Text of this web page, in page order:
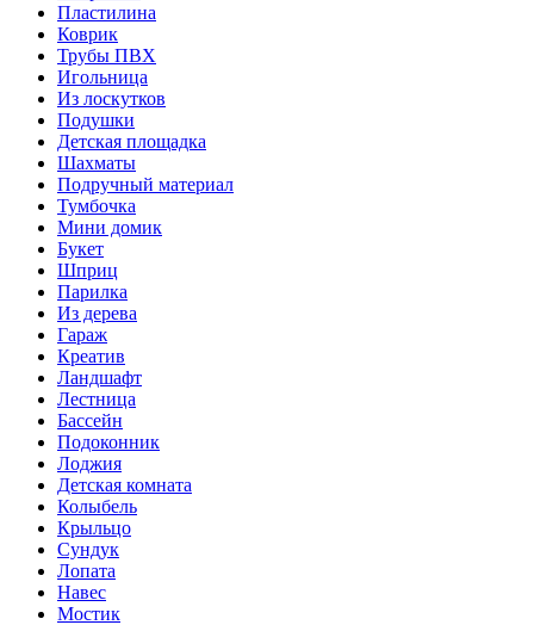
Пластилина
Коврик
Трубы ПВХ
Игольница
Из лоскутков
Подушки
Детская площадка
Шахматы
Подручный материал
Тумбочка
Мини домик
Букет
Шприц
Парилка
Из дерева
Гараж
Креатив
Ландшафт
Лестница
Бассейн
Подоконник
Лоджия
Детская комната
Колыбель
Крыльцо
Сундук
Лопата
Навес
Мостик